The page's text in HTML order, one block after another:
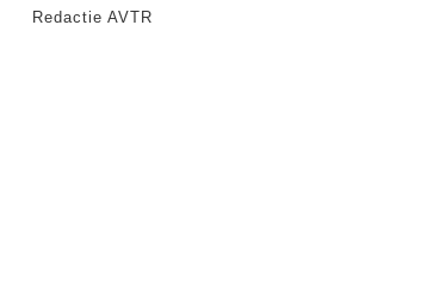
Redactie AVTR